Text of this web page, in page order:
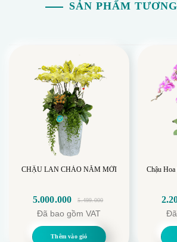
SẢN PHẨM
CHẬU LAN CHÀO NĂM MỚI
5.499.000
gốc
là:
5.000.000
hiện
tại
Đã bao gồm VAT
Thêm vào giỏ
Chậu
gốc
là:
hiện
tại